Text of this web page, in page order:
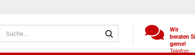
Wir
beraten
gerne!
Telefon: